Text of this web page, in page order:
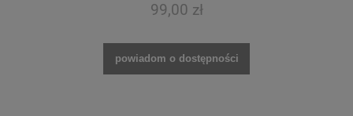
99,00 zł
powiadom o dostępności